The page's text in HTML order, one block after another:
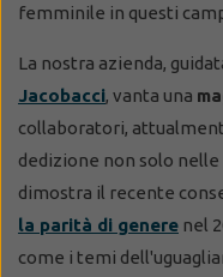
femminile in questi
La nostra azienda,
Jacobacci, vanta una
collaboratori,
dedizione non solo
dimostra il recente
la parità di genere nel
come i temi